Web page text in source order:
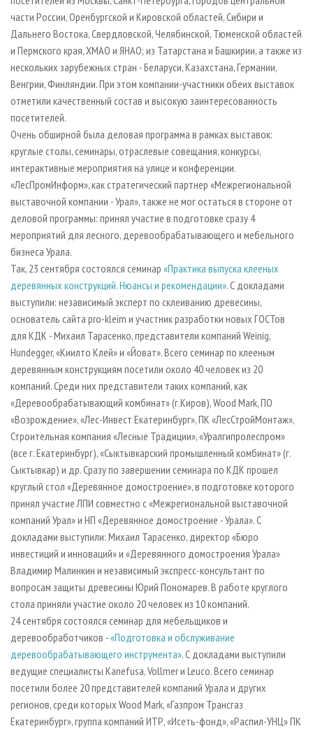
части России, Оренбургской и Кировской областей, Сибири и
Дальнего Востока, Свердловской, Челябинской, Тюменской областей
и Пермского края, ХМАО и ЯНАО; из Татарстана и Башкирии, а также из
нескольких зарубежных стран - Беларуси, Казахстана, Германии,
Венгрии, Финляндии. При этом компании-участники обеих выставок
отметили качественный состав и высокую заинтересованность
посетителей.
Очень обширной была деловая программа в рамках выставок:
круглые столы, семинары, отраслевые совещания, конкурсы,
интерактивные мероприятия на улице и конференции.
«ЛесПромИнформ», как стратегический партнер «Межрегиональной
выставочной компании - Урал», также не мог остаться в стороне от
деловой программы: принял участие в подготовке сразу 4
мероприятий для лесного, деревообрабатывающего и мебельного
бизнеса Урала.
Так, 23 сентября состоялся семинар «Практика выпуска клееных
деревянных конструкций. Нюансы и рекомендации». С докладами
выступили: независимый эксперт по склеиванию древесины,
основатель сайта pro-kleim и участник разработки новых ГОСТов
для КДК - Михаил Тарасенко, представители компаний Weinig,
Hundegger, «Киилто Клей» и «Йоват». Всего семинар по клееным
деревянным конструкциям посетили около 40 человек из 20
компаний. Среди них представители таких компаний, как
«Деревообрабатывающий комбинат» (г.Киров), Wood Mark, ПО
«Возрождение», «Лес-Инвест Екатеринбург», ПК «ЛесСтройМонтаж»,
Строительная компания «Лесные Традиции», «Уралгипролеспром»
(все г. Екатеринбург), «Сыктывкарский промышленный комбинат» (г.
Сыктывкар) и др. Сразу по завершении семинара по КДК прошел
круглый стол «Деревянное домостроение», в подготовке которого
принял участие ЛПИ совместно с «Межрегиональной выставочной
компаний Урал» и НП «Деревянное домостроение - Урала». С
докладами выступили: Михаил Тарасенко, директор «Бюро
инвестиций и инноваций» и «Деревянного домостроения Урала»
Владимир Малинкин и независимый экспресс-консультант по
вопросам защиты древесины Юрий Пономарев. В работе круглого
стола приняли участие около 20 человек из 10 компаний.
24 сентября состоялся семинар для мебельщиков и
деревообработчиков -«Подготовка и обслуживание
деревообрабатывающего инструмента». С докладами выступили
ведущие специалисты Kanefusa, Vollmer и Leuco. Всего семинар
посетили более 20 представителей компаний Урала и других
регионов, среди которых Wood Mark, «Газпром Трансгаз
Екатеринбург», группа компаний ИТР, «Исеть-фонд», «Распил-УНЦ» ПК